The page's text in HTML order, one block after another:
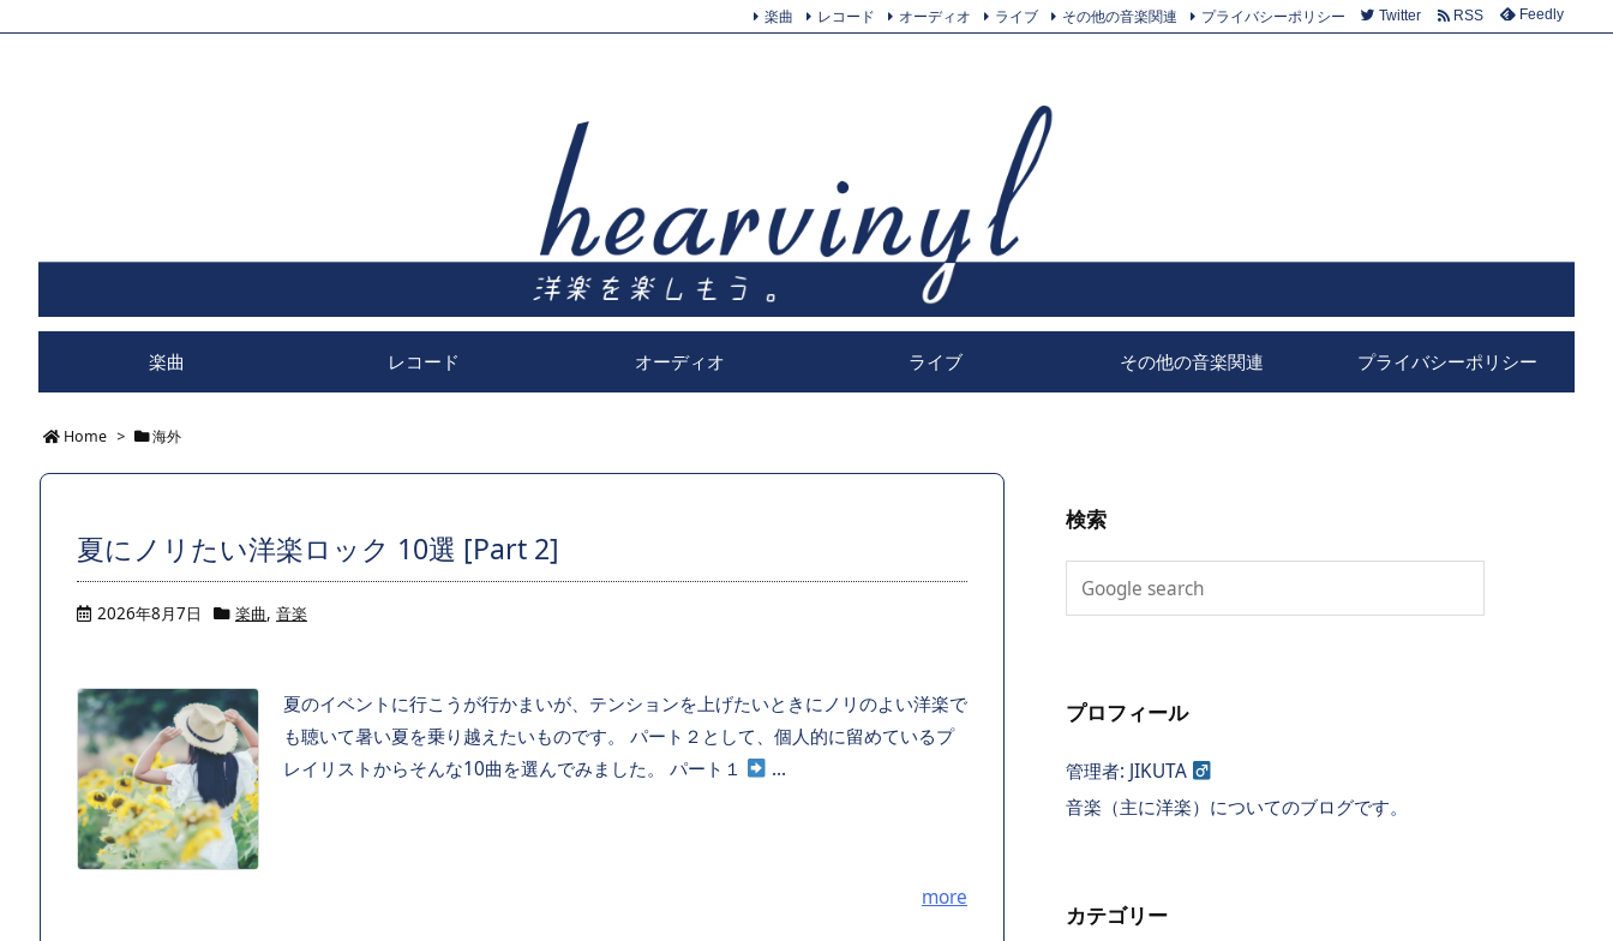
楽曲 レコード オーディオ ライブ その他の音楽関連 プライバシーポリシー
楽曲 レコード オーディオ ライブ その他の音楽関連 プライバシーポリシー Twitter RSS Feedly
Home > 海外
夏にノリたい洋楽ロック 10選 [Part 2]
2026年8月7日 楽曲, 音楽
夏のイベントに行こうが行かまいが、テンションを上げたいときにノリのよい洋楽で
も聴いて暑い夏を乗り越えたいものです。 パート２として、個人的に留めているプ
レイリストからそんな10曲を選んでみました。 パート１
...
more
検索
プロフィール
管理者: JIKUTA
音楽（主に洋楽）についてのブログです。
カテゴリー